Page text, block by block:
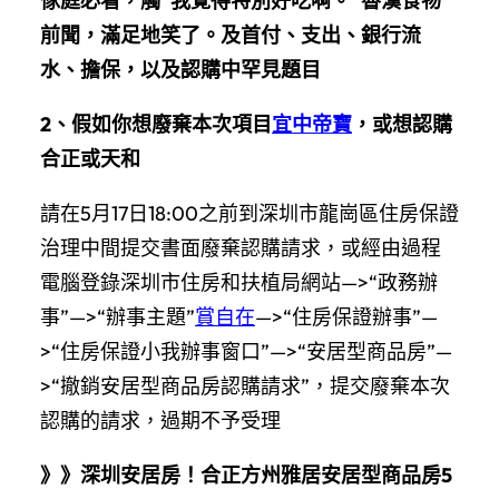
前聞，滿足地笑了。及首付、支出、銀行流
水、擔保，以及認購中罕見題目
2、假如你想廢棄本次項目 宜中帝寶 ，或想認購
合正或天和
請在5月17日18:00之前到深圳市龍崗區住房保證
治理中間提交書面廢棄認購請求，或經由過程
電腦登錄深圳市住房和扶植局網站—>“政務辦
事”—>“辦事主題”賞自在—>“住房保證辦事”—
>“住房保證小我辦事窗口”—>“安居型商品房”—
>“撤銷安居型商品房認購請求”，提交廢棄本次
認購的請求，過期不予受理
》》深圳安居房！合正方州雅居安居型商品房5